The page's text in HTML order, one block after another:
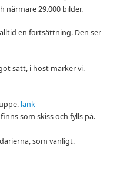
närmare 29.000 bilder.
en fortsättning. Den ser
sätt, i höst märker vi.
länk
som skiss och fylls på.
som vanligt.